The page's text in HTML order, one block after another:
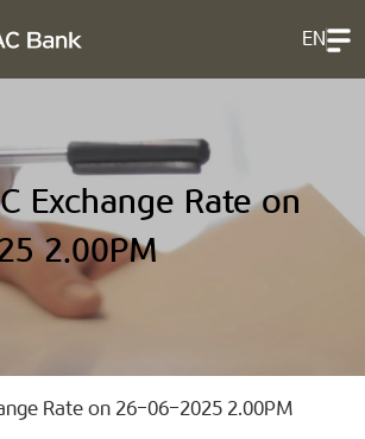
EN
Exchange Rate on
2.00PM
Rate on 26-06-2025 2.00PM